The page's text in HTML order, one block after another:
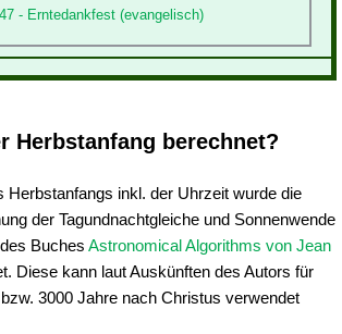
- Erntedankfest (evangelisch)
Herbstanfang berechnet?
Herbstanfangs inkl. der Uhrzeit wurde die
der Tagundnachtgleiche und Sonnenwende
Buches Astronomical Algorithms von Jean
Diese kann laut Auskünften des Autors für
3000 Jahre nach Christus verwendet